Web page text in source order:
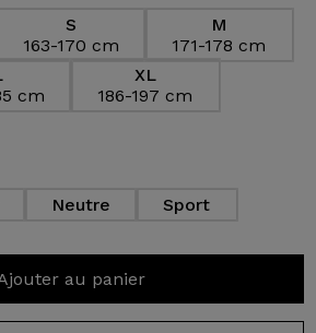
S
163-170 cm
M
171-178 cm
cm
XL
186-197 cm
Neutre Sport
au panier